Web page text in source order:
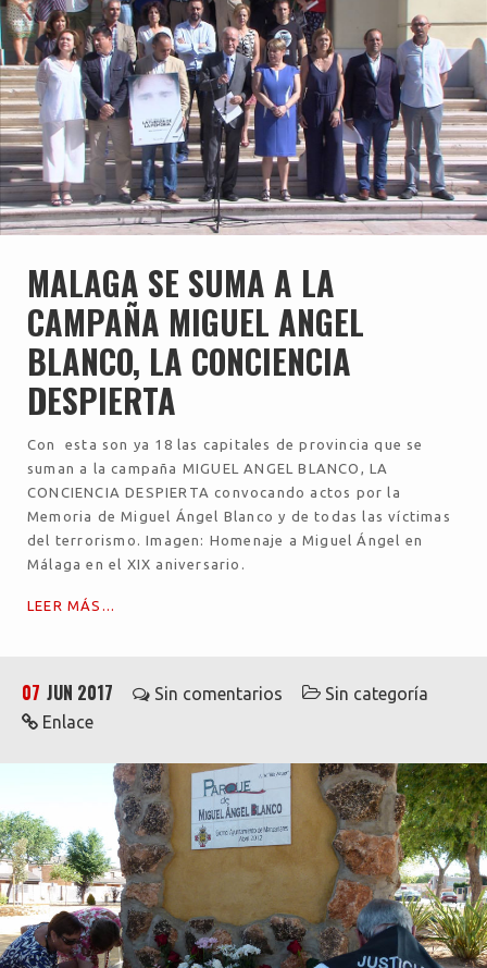
MALAGA SE SUMA A LA
CAMPAÑA MIGUEL ANGEL
BLANCO, LA CONCIENCIA
DESPIERTA
Con esta son ya 18 las capitales de provincia que se
suman a la campaña MIGUEL ANGEL BLANCO, LA
CONCIENCIA DESPIERTA convocando actos por la
Memoria de Miguel Ángel Blanco y de todas las víctimas
del terrorismo. Imagen: Homenaje a Miguel Ángel en
Málaga en el XIX aniversario.
LEER MÁS...
07 JUN 2017 Sin comentarios
Sin categoría
Enlace